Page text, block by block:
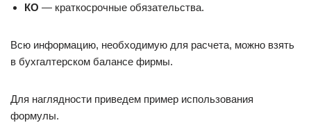
КО — краткосрочные обязательства.
Всю информацию, необходимую для расчета, можно взять
в бухгалтерском балансе фирмы.
Для наглядности приведем пример использования
формулы.